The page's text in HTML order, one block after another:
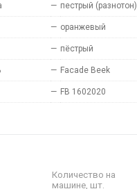
— пестрый (разнотон)
— оранжевый
— пёстрый
— Facade Beek
— FB 1602020
Количество на
машине, шт.